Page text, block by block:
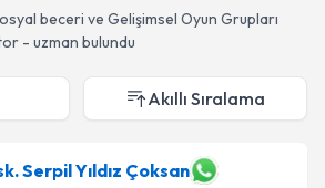
beceri ve Gelişimsel Oyun Grupları
- uzman bulundu
Akıllı Sıralama
Serpil Yıldız Çoksan